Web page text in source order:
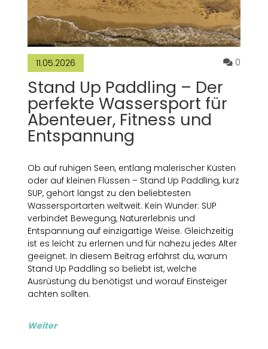
11.05.2026 0
Stand Up Paddling – Der
perfekte Wassersport für
Abenteuer, Fitness und
Entspannung
Ob auf ruhigen Seen, entlang malerischer Küsten
oder auf kleinen Flüssen – Stand Up Paddling, kurz
SUP, gehört längst zu den beliebtesten
Wassersportarten weltweit. Kein Wunder: SUP
verbindet Bewegung, Naturerlebnis und
Entspannung auf einzigartige Weise. Gleichzeitig
ist es leicht zu erlernen und für nahezu jedes Alter
geeignet. In diesem Beitrag erfährst du, warum
Stand Up Paddling so beliebt ist, welche
Ausrüstung du benötigst und worauf Einsteiger
achten sollten.
Weiter